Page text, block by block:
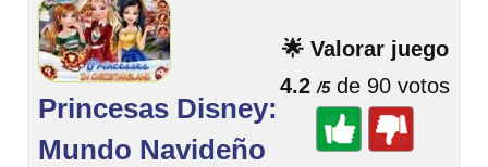
🌟 Valorar juego
4.2 /5de 90 votos
Princesas Disney:
Mundo Navideño